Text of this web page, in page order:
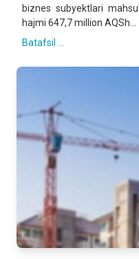
biznes subyektlari
hajmi 647,7 million AQSh...
Batafsil ...